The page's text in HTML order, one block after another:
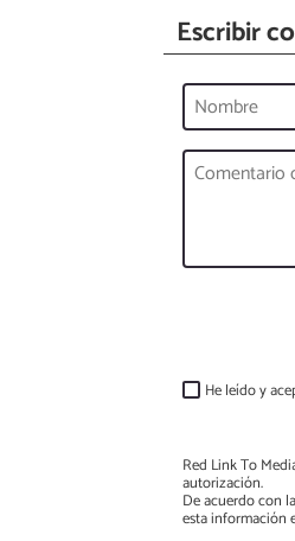
Escribir
He leído y
Red Link To
autorización.
De acuerdo con
esta información